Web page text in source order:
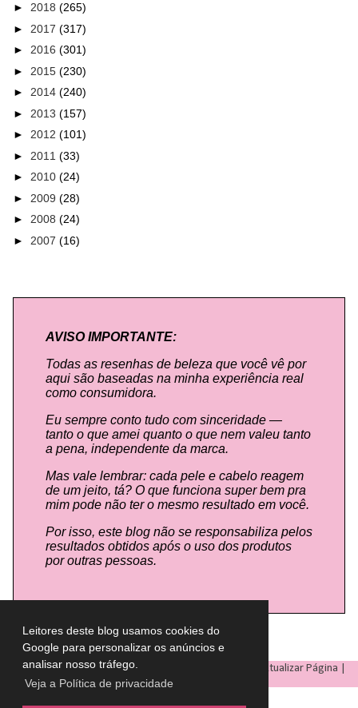
Leitores deste blog usamos cookies do
Google para personalizar os anúncios e
analisar nosso tráfego.
Veja a Política de privacidade
► 2018 (265)
► 2017 (317)
► 2016 (301)
► 2015 (230)
► 2014 (240)
► 2013 (157)
► 2012 (101)
► 2011 (33)
► 2010 (24)
► 2009 (28)
► 2008 (24)
► 2007 (16)
AVISO IMPORTANTE:
Todas as resenhas de beleza que você vê por
aqui são baseadas na minha experiência real
como consumidora.
Eu sempre conto tudo com sinceridade —
tanto o que amei quanto o que nem valeu tanto
a pena, independente da marca.
Mas vale lembrar: cada pele e cabelo reagem
de um jeito, tá? O que funciona super bem pra
mim pode não ter o mesmo resultado em você.
Por isso, este blog não se responsabiliza pelos
resultados obtidos após o uso dos produtos
por outras pessoas.
LULU ON THE SKY - Todos os direitos reservados © | Atualizar Página